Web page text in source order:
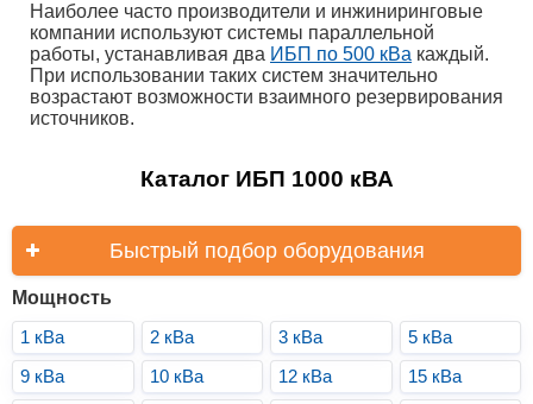
Наиболее часто производители и инжиниринговые
компании используют системы параллельной
работы, устанавливая два ИБП по 500 кВа каждый.
При использовании таких систем значительно
возрастают возможности взаимного резервирования
источников.
Каталог ИБП 1000 кВА
Быстрый подбор оборудования
Мощность
1 кВа
2 кВа 3 кВа
5 кВа
9 кВа
10 кВа 12 кВа
15 кВа